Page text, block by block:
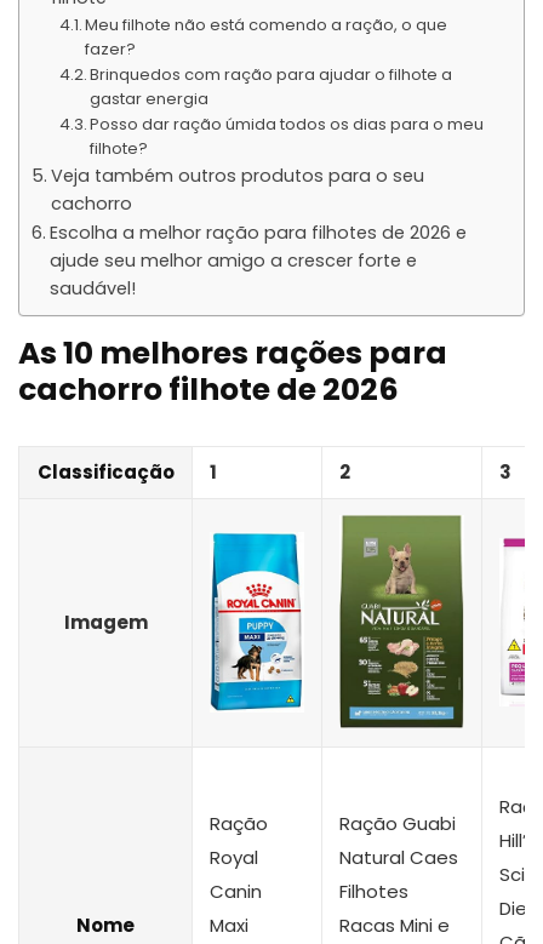
Meu filhote não está comendo a ração, o que
fazer?
Brinquedos com ração para ajudar o filhote a
gastar energia
Posso dar ração úmida todos os dias para o meu
filhote?
Veja também outros produtos para o seu
cachorro
Escolha a melhor ração para filhotes de 2026 e
ajude seu melhor amigo a crescer forte e
saudável!
As 10 melhores rações para
cachorro filhote de 2026
Classificação 1 2 3
Imagem
Nome
Ração
Royal
Canin
Maxi
Ração Guabi
Natural Caes
Filhotes
Racas Mini e
Hill’s
Diet